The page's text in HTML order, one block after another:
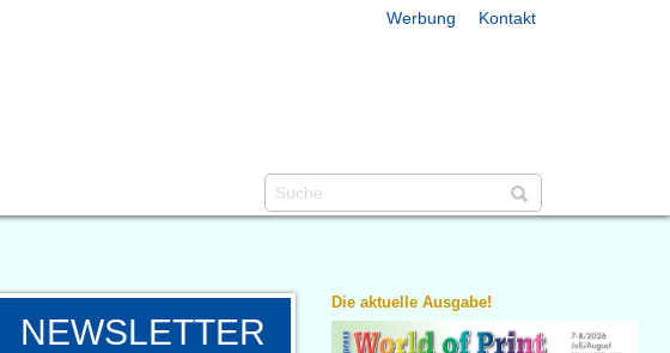
Werbung Kontakt
NEWSLETTER
Die aktuelle Ausgabe!